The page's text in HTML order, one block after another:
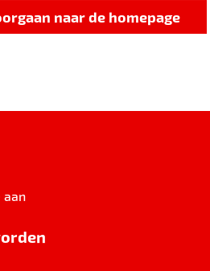
naar de homepage
aan